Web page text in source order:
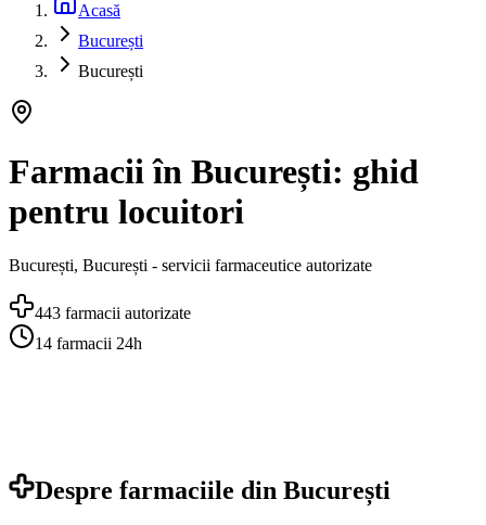
Acasă
București
București
Farmacii în București: ghid
pentru locuitori
București, București - servicii farmaceutice autorizate
443 farmacii autorizate
14 farmacii 24h
Despre farmaciile din București